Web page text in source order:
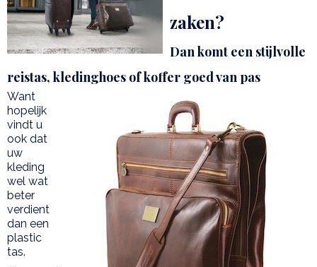
zaken?
Dan komt een stijlvolle
reistas, kledinghoes of koffer goed van pas
Want
hopelijk
vindt u
ook dat
uw
kleding
wel wat
beter
verdient
dan een
plastic
tas.